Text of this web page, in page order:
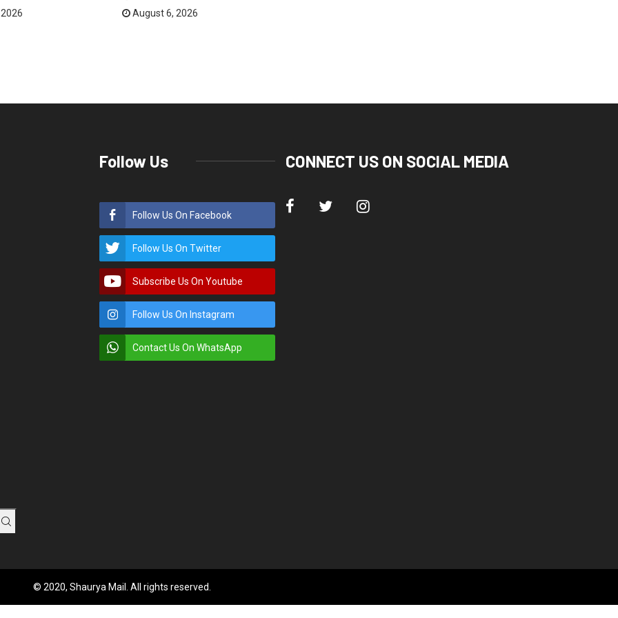
August 6, 2026
Follow Us
Follow Us On Facebook
Follow Us On Twitter
Subscribe Us On Youtube
Follow Us On Instagram
Contact Us On WhatsApp
CONNECT US ON SOCIAL MEDIA
© 2020, Shaurya Mail. All rights reserved.